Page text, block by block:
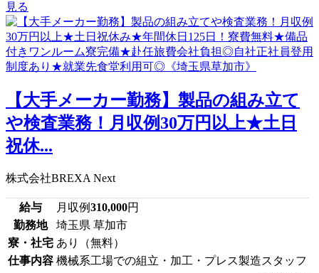
見る
【大手メーカー勤務】製品の組み立て
や検査業務！月収例30万円以上★土日
祝休...
株式会社BREXA Next
給与 月収例310,000円
勤務地
埼玉県 草加市
寮・社宅 あり（無料）
仕事内容 機械系工場での組立・加工・プレス製造スタッフ